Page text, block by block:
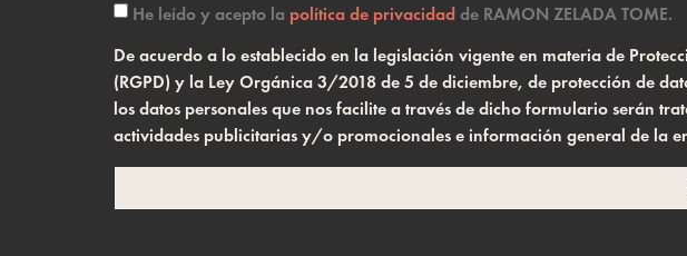
He leído y acepto la política de privacidadde RAMON ZELADA TOME.
De acuerdo a lo establecido en la legislación vigente en materia de
(RGPD) y la Ley Orgánica 3/2018 de 5 de diciembre, de protección de
los datos personales que nos facilite a través de dicho formulario serán
actividades publicitarias y/o promocionales e información general de la